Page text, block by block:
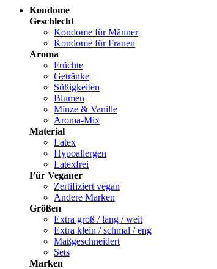
Kondome
Geschlecht
Kondome für Männer
Kondome für Frauen
Aroma
Früchte
Getränke
Süßigkeiten
Blumen
Minze & Vanille
Aroma-Mix
Material
Latex
Hypoallergen
Latexfrei
Für Veganer
Zertifiziert vegan
Andere Marken
Größen
Extra groß / lang / weit
Extra klein / schmal / eng
Maßgeschneidert
Sets
Marken